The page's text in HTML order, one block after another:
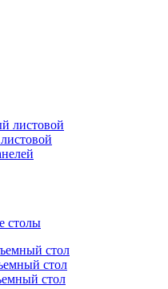
листовой
столы
стол
стол
стол